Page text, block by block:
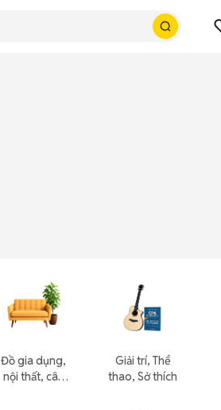
Đồ gia dụng,
nội thất, cây
Giải trí, Thể
thao, Sở thích